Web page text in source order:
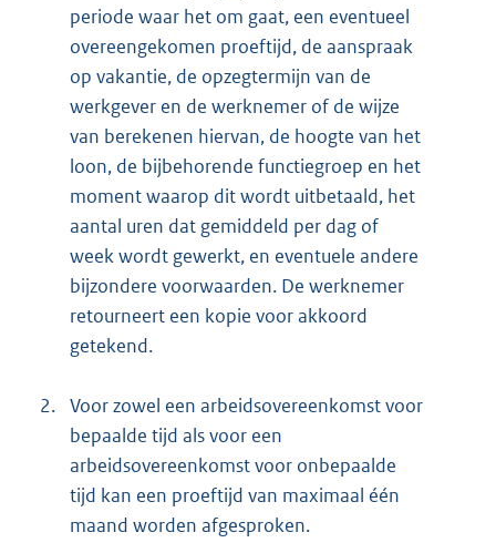
periode waar het om gaat, een eventueel
overeengekomen proeftijd, de aanspraak
op vakantie, de opzegtermijn van de
werkgever en de werknemer of de wijze
van berekenen hiervan, de hoogte van het
loon, de bijbehorende functiegroep en het
moment waarop dit wordt uitbetaald, het
aantal uren dat gemiddeld per dag of
week wordt gewerkt, en eventuele andere
bijzondere voorwaarden. De werknemer
retourneert een kopie voor akkoord
getekend.
2. Voor zowel een arbeidsovereenkomst voor
bepaalde tijd als voor een
arbeidsovereenkomst voor onbepaalde
tijd kan een proeftijd van maximaal één
maand worden afgesproken.